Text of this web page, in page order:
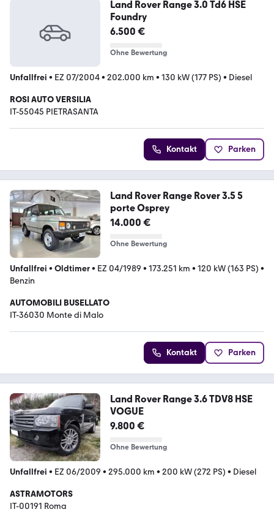
Land Rover Range 3.0 Td6 HSE
Foundry
6.500 €
Ohne Bewertung
Unfallfrei • EZ 07/2004• 202.000 km • 130 kW (177 PS) • Diesel
ROSI AUTO VERSILIA
IT-55045 PIETRASANTA
Kontakt Parken
Land Rover Range Rover 3.5 5
porte Osprey
14.000 €
Ohne Bewertung
Unfallfrei • Oldtimer• EZ 04/1989 • 173.251 km • 120 kW (163 PS) •
Benzin
AUTOMOBILI BUSELLATO
IT-36030 Monte di Malo
Kontakt Parken
Land Rover Range 3.6 TDV8 HSE
VOGUE
9.800 €
Ohne Bewertung
Unfallfrei • EZ 06/2009 • 295.000 km • 200 kW (272 PS) • Diesel
ASTRAMOTORS
IT-00191 Roma